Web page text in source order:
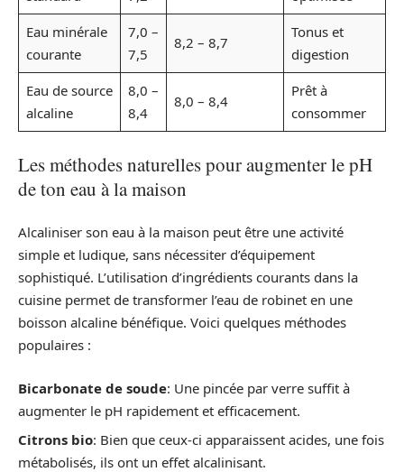
Eau minérale
courante
7,0 –
7,5
8,2 – 8,7
Tonus et
digestion
Eau de source
alcaline
8,0 –
8,4
8,0 – 8,4
Prêt à
consommer
Les méthodes naturelles pour augmenter le pH
de ton eau à la maison
Alcaliniser son eau à la maison peut être une activité
simple et ludique, sans nécessiter d’équipement
sophistiqué. L’utilisation d’ingrédients courants dans la
cuisine permet de transformer l’eau de robinet en une
boisson alcaline bénéfique. Voici quelques méthodes
populaires :
Bicarbonate de soude: Une pincée par verre suffit à
augmenter le pH rapidement et efficacement.
Citrons bio: Bien que ceux-ci apparaissent acides, une fois
métabolisés, ils ont un effet alcalinisant.